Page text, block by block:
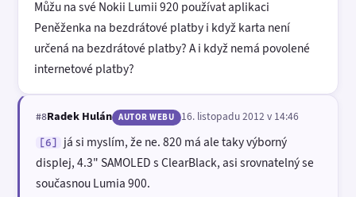
Můžu na své Nokii Lumii 920 používat aplikaci
Peněženka na bezdrátové platby i když karta není
určená na bezdrátové platby? A i když nemá povolené
internetové platby?
#8Radek Hulán AUTOR WEBU 16. listopadu 2012 v 14:46
[6]
já si myslím, že ne. 820 má ale taky výborný
displej, 4.3" SAMOLED s ClearBlack, asi srovnatelný se
současnou Lumia 900.